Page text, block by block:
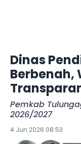
Dinas
Berbenah,
Pemkab
2026/2027
4 Jun 2026 08:53